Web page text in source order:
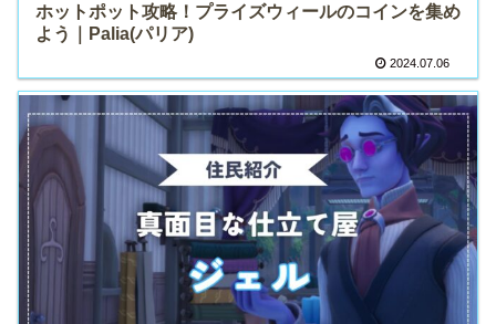
ホットポット攻略！プライズウィールのコインを集め
よう｜Palia(パリア)
2024.07.06